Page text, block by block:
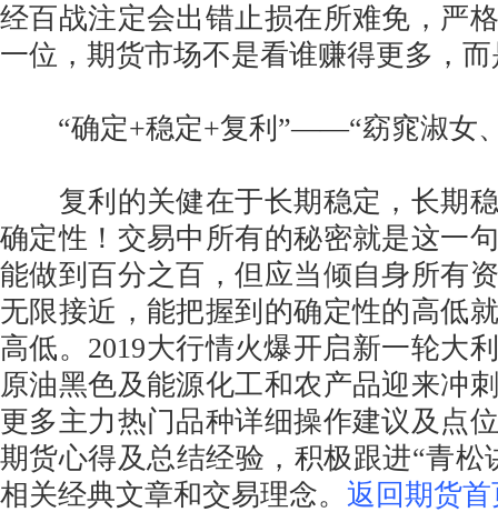
经百战注定会出错止损在所难免，严
一位，期货市场不是看谁赚得更多，
“确定+稳定+复利”——“窈窕淑女
复利的关健在于长期稳定，长期稳
确定性！交易中所有的秘密就是这一
能做到百分之百，但应当倾自身所有
无限接近，能把握到的确定性的高低
高低。2019大行情火爆开启新一轮大
原油黑色及能源化工和农产品迎来冲
更多主力热门品种详细操作建议及点
期货心得及总结经验，积极跟进“青松
相关经典文章和交易理念。 返回期货